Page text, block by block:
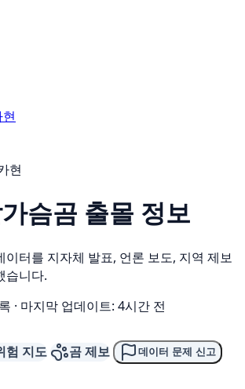
현
슴곰 출몰 정보
이터를 지자체 발표, 언론 보도, 지역 제보
습니다.
· 마지막 업데이트: 4시간 전
험 지도 곰 제보 데이터 문제 신고